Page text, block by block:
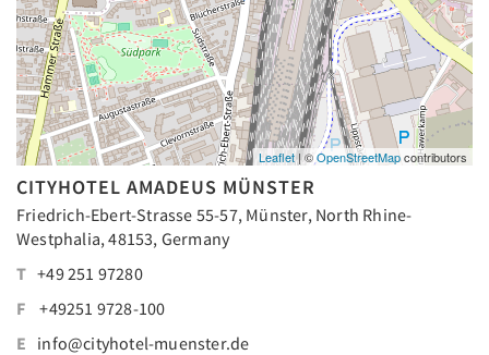
Leaflet | ©OpenStreetMapcontributors
CITYHOTEL AMADEUS MÜNSTER
Friedrich-Ebert-Strasse 55-57, Münster, North Rhine-
Westphalia, 48153, Germany
T +49 251 97280
F
+49251 9728-100
E info@cityhotel-muenster.de